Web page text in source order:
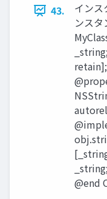
43.
インス
ンス
@end